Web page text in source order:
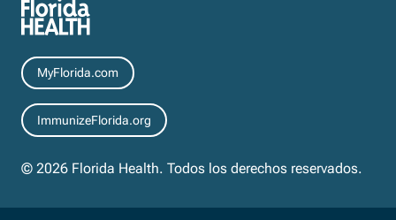
MyFlorida.com
ImmunizeFlorida.org
© 2026 Florida Health. Todos los derechos reservados.